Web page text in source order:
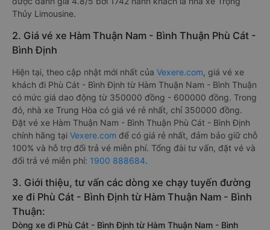
Thủy Limousine.
2. Giá vé xe Hàm Thuận Nam - Bình Thuận Phù Cát -
Bình Định
Hiện tại, theo cập nhật mới nhất của Vexere.com, giá vé xe
khách đi Phù Cát - Bình Định từ Hàm Thuận Nam - Bình Thuận
có mức giá dao động từ 350000 đồng - 600000 đồng. Trong
đó, nhà xe Trung Hòa có giá vé rẻ nhất, chỉ 350000 đồng.
Đặt vé xe Hàm Thuận Nam - Bình Thuận Phù Cát - Bình Định
chính hãng tại Vexere.com để có giá rẻ nhất, đảm bảo giữ chỗ
100% và hỗ trợ đổi trả vé miễn phí. Tổng đài tư vấn, đặt vé và
đổi trả vé miễn phí: 1900 888684.
3. Giới thiệu, tư vấn các dòng xe chạy tuyến đường
xe đi Phù Cát - Bình Định từ Hàm Thuận Nam - Bình
Thuận:
Dòng xe đi Phù Cát - Bình Định từ Hàm Thuận Nam - Bình